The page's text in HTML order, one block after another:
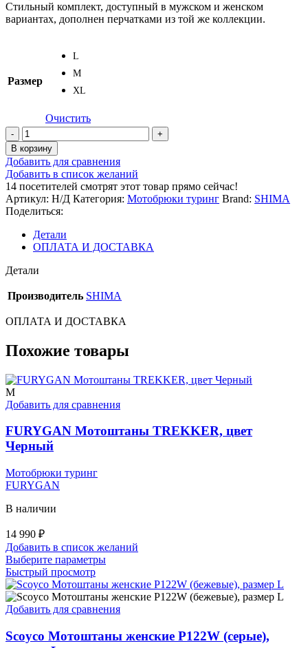
Стильный комплект, доступный в мужском и женском
вариантах, дополнен перчатками из той же коллекции.
Размер
L
M
XL
Очистить
Количество
товара
Мотоштаны
SHIMA
RUSH
PANT
MEN
BLACK
В корзину
Добавить для сравнения
Добавить в список желаний
14 посетителей смотрят этот товар прямо сейчас!
Артикул: Н/Д Категория: Мотобрюки туринг Brand: SHIMA
Поделиться:
Детали
ОПЛАТА И ДОСТАВКА
Детали
Производитель SHIMA
ОПЛАТА И ДОСТАВКА
Похожие товары
M
Добавить для сравнения
FURYGAN Мотоштаны TREKKER, цвет
Черный
Мотобрюки туринг
FURYGAN
В наличии
14 990 ₽
Добавить в список желаний
Выберите параметрыЭтот
имеет
несколько
вариаций.
можно
Быстрый просмотр
Добавить для сравнения
Scoyco Мотоштаны женские P122W (серые),